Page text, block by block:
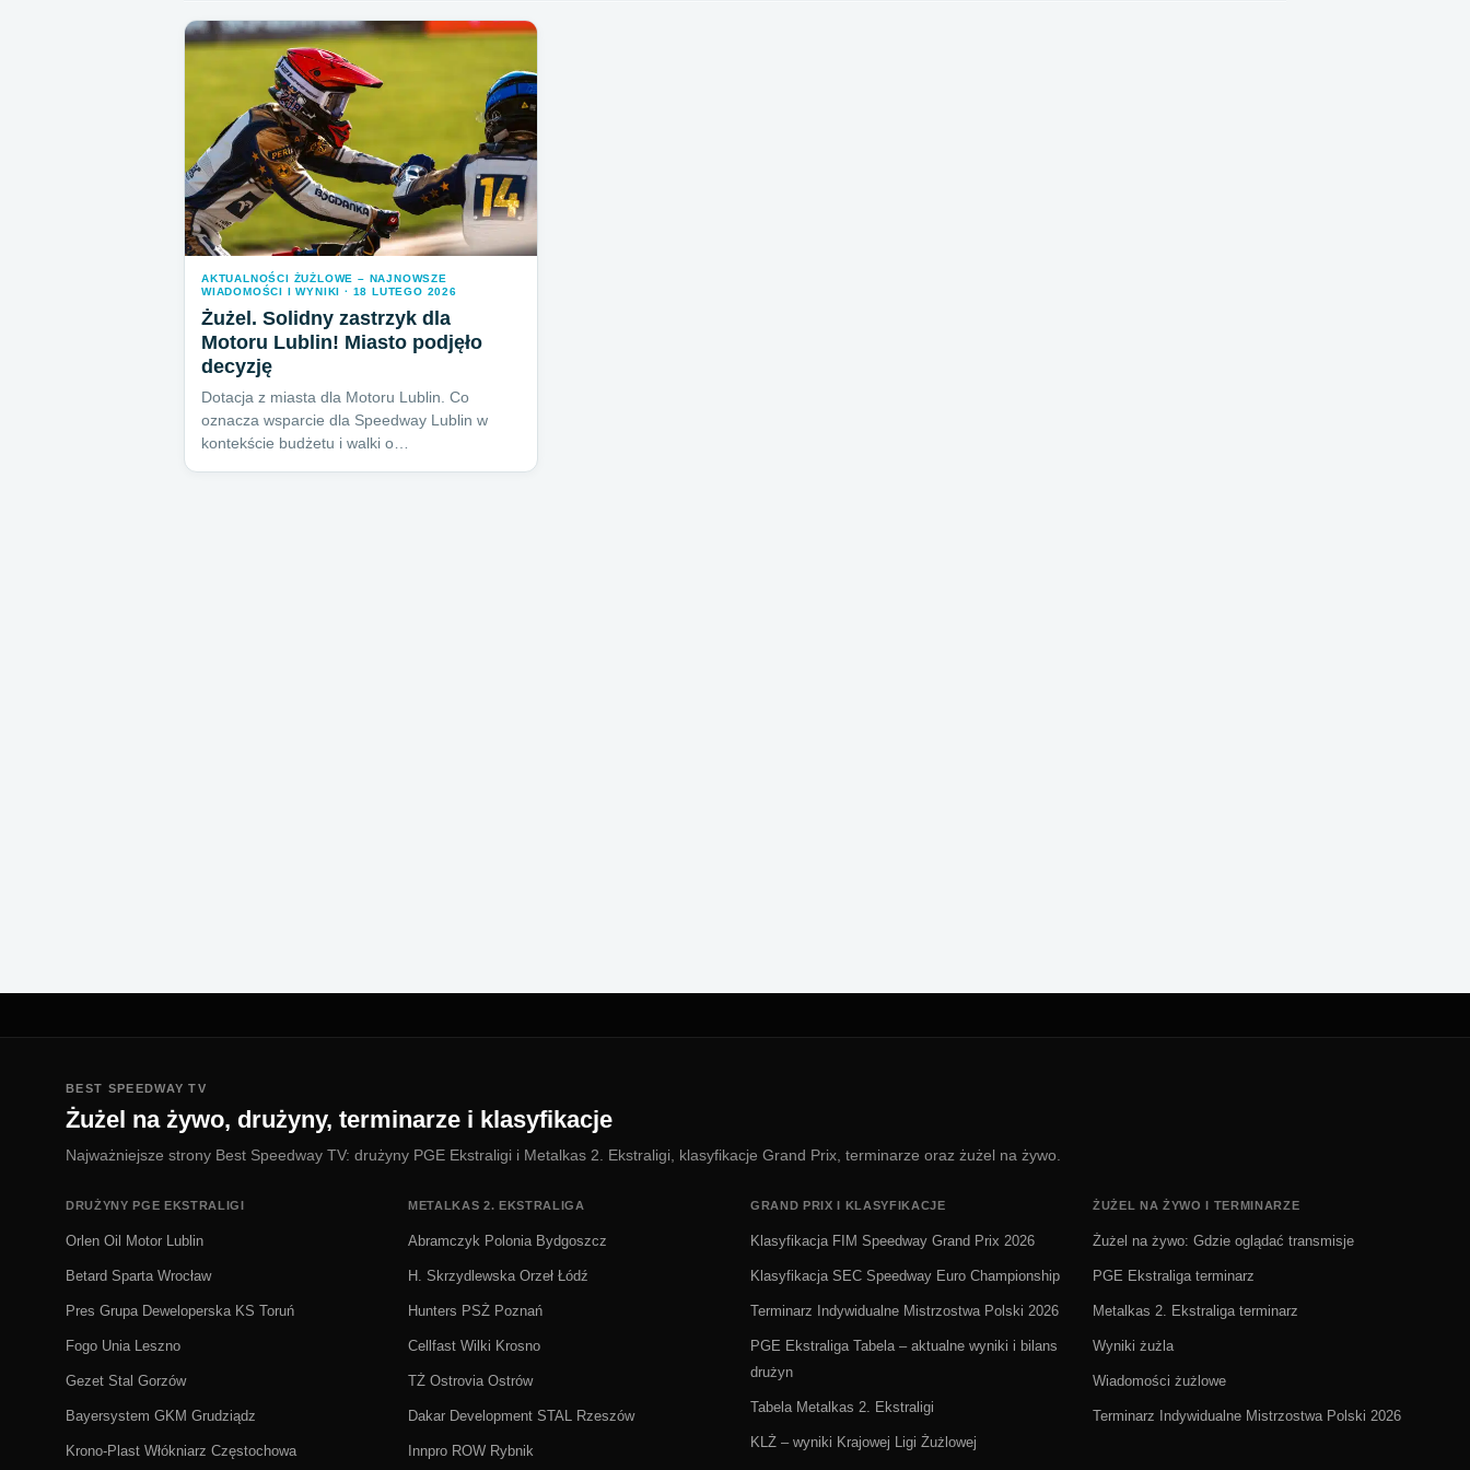
AKTUALNOŚCI ŻUŻLOWE – NAJNOWSZE
WIADOMOŚCI I WYNIKI · 18 LUTEGO 2026
Żużel. Solidny zastrzyk dla
Motoru Lublin! Miasto podjęło
decyzję
Dotacja z miasta dla Motoru Lublin. Co
oznacza wsparcie dla Speedway Lublin w
kontekście budżetu i walki o…
BEST SPEEDWAY TV
Żużel na żywo, drużyny, terminarze i klasyfikacje
Najważniejsze strony Best Speedway TV: drużyny PGE Ekstraligi i Metalkas 2. Ekstraligi, klasyfikacje Grand Prix, terminarze oraz żużel na żywo.
DRUŻYNY PGE EKSTRALIGI
Orlen Oil Motor Lublin
Betard Sparta Wrocław
Pres Grupa Deweloperska KS Toruń
Fogo Unia Leszno
Gezet Stal Gorzów
Bayersystem GKM Grudziądz
Krono-Plast Włókniarz Częstochowa
METALKAS 2. EKSTRALIGA
Abramczyk Polonia Bydgoszcz
H. Skrzydlewska Orzeł Łódź
Hunters PSŻ Poznań
Cellfast Wilki Krosno
TŻ Ostrovia Ostrów
Dakar Development STAL Rzeszów
Innpro ROW Rybnik
GRAND PRIX I KLASYFIKACJE
Klasyfikacja FIM Speedway Grand Prix 2026
Klasyfikacja SEC Speedway Euro Championship
Terminarz Indywidualne Mistrzostwa Polski 2026
PGE Ekstraliga Tabela – aktualne wyniki i bilans
drużyn
Tabela Metalkas 2. Ekstraligi
KLŻ – wyniki Krajowej Ligi Żużlowej
ŻUŻEL NA ŻYWO I TERMINARZE
Żużel na żywo: Gdzie oglądać transmisje
PGE Ekstraliga terminarz
Metalkas 2. Ekstraliga terminarz
Wyniki żużla
Wiadomości żużlowe
Terminarz Indywidualne Mistrzostwa Polski 2026